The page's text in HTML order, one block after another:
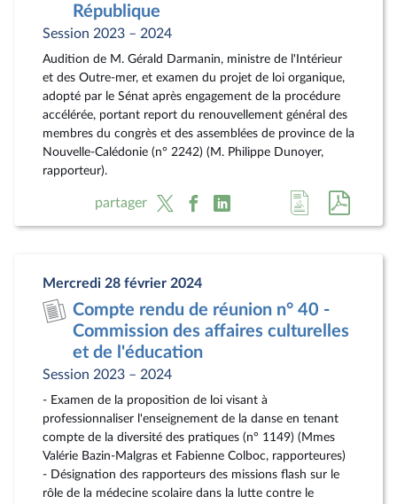
République
Session 2023 – 2024
Audition de M. Gérald Darmanin, ministre de l'Intérieur
et des Outre-mer, et examen du projet de loi organique,
adopté par le Sénat après engagement de la procédure
accélérée, portant report du renouvellement général des
membres du congrès et des assemblées de province de la
Nouvelle-Calédonie (n° 2242) (M. Philippe Dunoyer,
rapporteur).
partager
Accéder
à
document
au
pdf
Mercredi 28 février 2024
Compte rendu de réunion n° 40 -
Commission des affaires culturelles
et de l'éducation
Session 2023 – 2024
- Examen de la proposition de loi visant à
professionnaliser l'enseignement de la danse en tenant
compte de la diversité des pratiques (n° 1149) (Mmes
Valérie Bazin-Malgras et Fabienne Colboc, rapporteures)
- Désignation des rapporteurs des missions flash sur le
rôle de la médecine scolaire dans la lutte contre le